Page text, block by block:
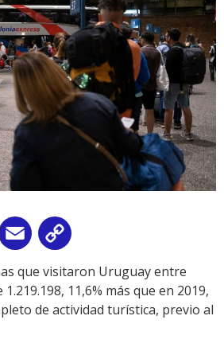
Email
Link
que visitaron Uruguay entre
11,6% más que en 2019,
de actividad turística, previo al